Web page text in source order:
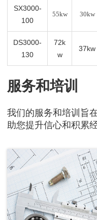
SX3000-
100
55kw 30kw
DS3000-
130
72k
w
37kw
服务和培训
我们的服务和培训旨
助您提升信心和积累经